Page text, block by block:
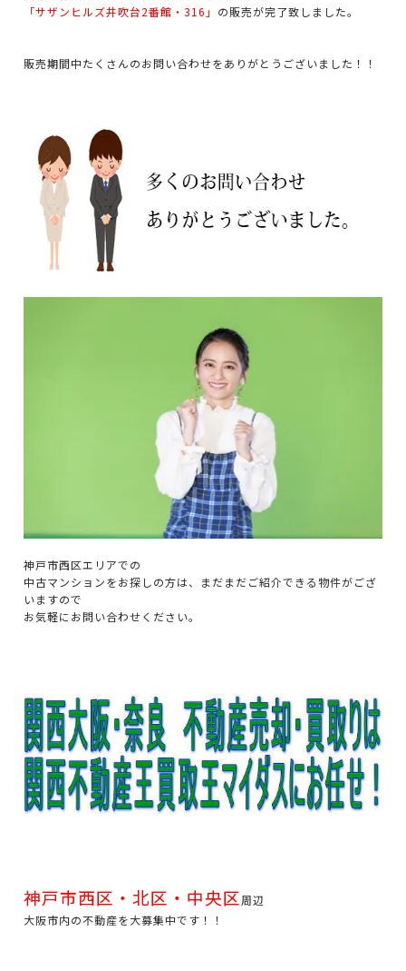
「サザンヒルズ井吹台2番館・316」 の販売が完了致しました。
販売期間中たくさんのお問い合わせをありがとうございました！！
神戸市西区エリアでの
中古マンションをお探しの方は、まだまだご紹介できる物件がござ
いますので
お気軽にお問い合わせください。
神戸市西区・北区・中央区周辺
大阪市内の不動産を大募集中です！！